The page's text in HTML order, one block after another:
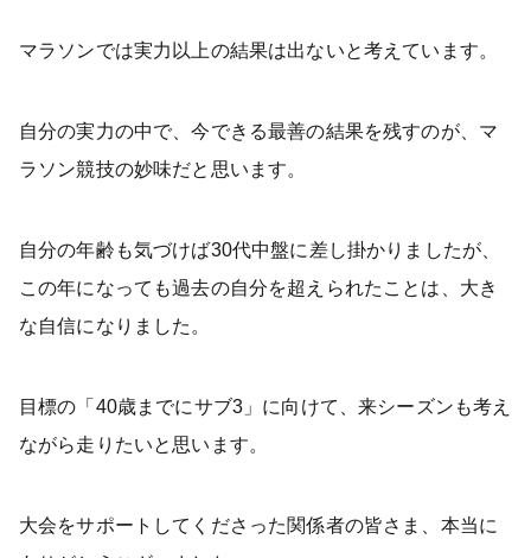
マラソンでは実力以上の結果は出ないと考えています。
自分の実力の中で、今できる最善の結果を残すのが、マ
ラソン競技の妙味だと思います。
自分の年齢も気づけば30代中盤に差し掛かりましたが、
この年になっても過去の自分を超えられたことは、大き
な自信になりました。
目標の「40歳までにサブ3」に向けて、来シーズンも考え
ながら走りたいと思います。
大会をサポートしてくださった関係者の皆さま、本当に